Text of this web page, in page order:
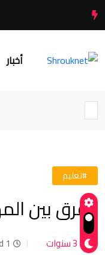
أخبار
#تعليم
الفرق بين
3 سنوات 1 min read